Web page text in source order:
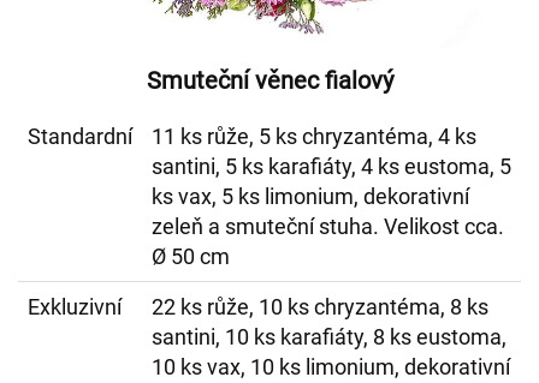
Smuteční věnec fialový
Standardní
11 ks růže, 5 ks chryzantéma, 4 ks
santini, 5 ks karafiáty, 4 ks eustoma, 5
ks vax, 5 ks limonium, dekorativní
zeleň a smuteční stuha. Velikost cca.
Ø 50 cm
Exkluzivní
22 ks růže, 10 ks chryzantéma, 8 ks
santini, 10 ks karafiáty, 8 ks eustoma,
10 ks vax, 10 ks limonium, dekorativní